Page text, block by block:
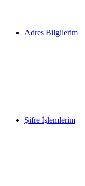
Adres Bilgilerim
Şifre İşlemlerim